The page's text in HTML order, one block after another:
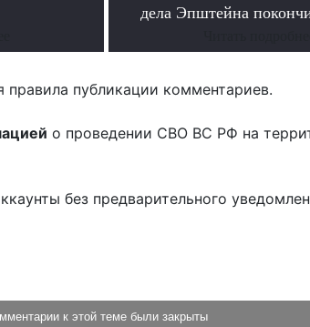
дела Эпштейна
публикации комментариев.
о проведении СВО ВС РФ на
без предварительного
к этой теме были закрыты